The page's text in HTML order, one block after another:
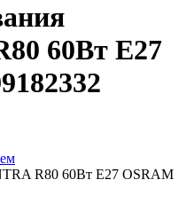
60Вт E27